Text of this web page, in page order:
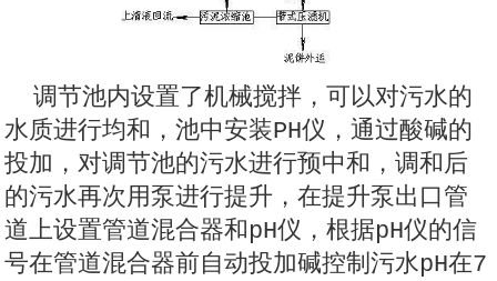
调节池内设置了机械搅拌，可以对污水的
水质进行均和，池中安装PH仪，通过酸碱的
投加，对调节池的污水进行预中和，调和后
的污水再次用泵进行提升，在提升泵出口管
道上设置管道混合器和pH仪，根据pH仪的信
号在管道混合器前自动投加碱控制污水pH在7